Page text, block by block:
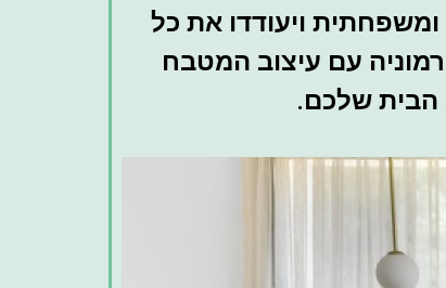
ומשפחתית ויעודדו את כל
עם עיצוב המטבח
הבית שלכם.